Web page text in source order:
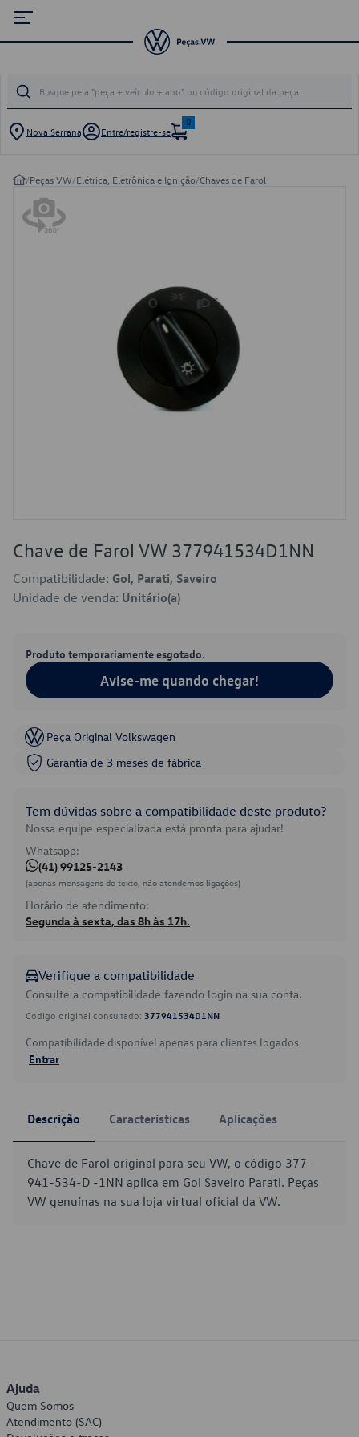
Nova Serrana Entre/registre-se
0
/Peças VW/Elétrica, Eletrônica e Ignição/Chaves de Farol
Chave de Farol VW 377941534D1NN
Compatibilidade: Gol, Parati, Saveiro
Unidade de venda: Unitário(a)
Produto temporariamente esgotado.
Avise-me quando chegar!
Peça Original Volkswagen
Garantia de 3 meses de fábrica
Tem dúvidas sobre a compatibilidade deste produto?
Nossa equipe especializada está pronta para ajudar!
Whatsapp:
(41) 99125-2143
(apenas mensagens de texto, não atendemos ligações)
Horário de atendimento:
Segunda à sexta, das 8h às 17h.
Verifique a compatibilidade
Consulte a compatibilidade fazendo login na sua conta.
Código original consultado: 377941534D1NN
Compatibilidade disponível apenas para clientes logados.
Entrar
Descrição Características Aplicações
Chave de Farol original para seu VW, o código 377-
941-534-D -1NN aplica em Gol Saveiro Parati. Peças
VW genuínas na sua loja virtual oficial da VW.
Ajuda
Quem Somos
Atendimento (SAC)